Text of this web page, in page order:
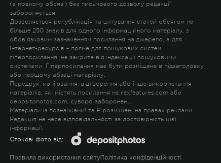
(в повному обсязі) без письмового дозволу редакції
забороняється.
Дозволяється републікація та цитування статей обсягом не
більше 250 знаків для одного інформаційного матеріалу, з
обов'язковим зазначенням посилання на джерело, а для
Інтернет-ресурсів – пряме для пошукових систем
гіперпосилання, не закрите від індексації пошуковими
системами. Гіперпосилання має бути розміщене в підзаголовку
або першому абзаці матеріалу.
Передрук, копіювання, відтворення або інше використання
матеріалів, які містять посилання на rexfeatures.com або
depositphotos.com, суворо заборонені.
Матеріали із позначками! та P розміщені на правах реклами.
Редакція не несе відповідальності за достовірність цієї
інформації.
Стокові фото від:
Правила використання сайту Політика конфіденційності